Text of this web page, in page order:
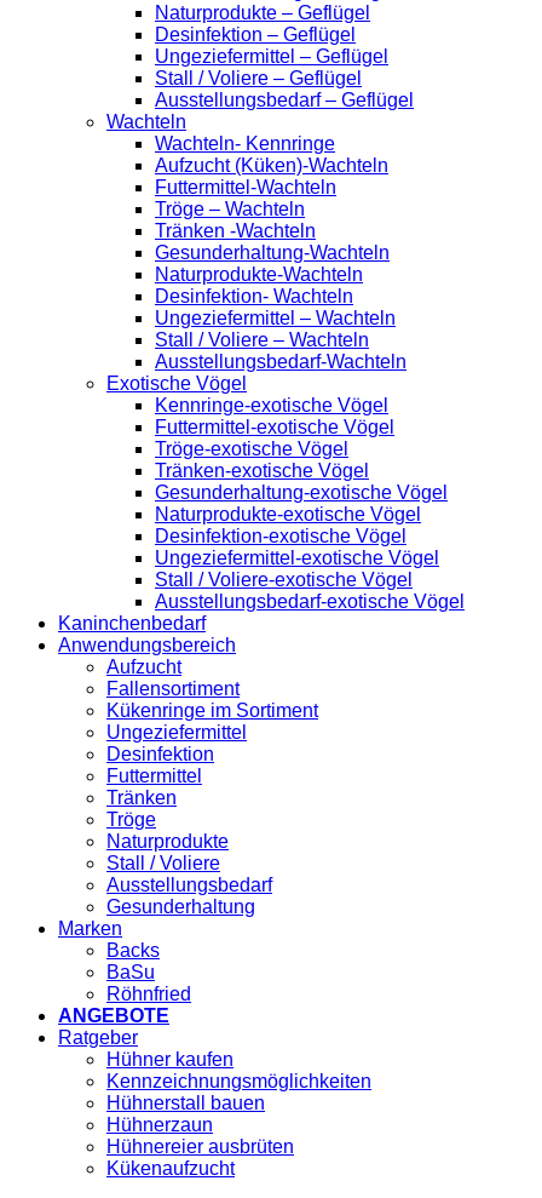
Naturprodukte – Geflügel
Desinfektion – Geflügel
Ungeziefermittel – Geflügel
Stall / Voliere – Geflügel
Ausstellungsbedarf – Geflügel
Wachteln
Wachteln- Kennringe
Aufzucht (Küken)-Wachteln
Futtermittel-Wachteln
Tröge – Wachteln
Tränken -Wachteln
Gesunderhaltung-Wachteln
Naturprodukte-Wachteln
Desinfektion- Wachteln
Ungeziefermittel – Wachteln
Stall / Voliere – Wachteln
Ausstellungsbedarf-Wachteln
Exotische Vögel
Kennringe-exotische Vögel
Futtermittel-exotische Vögel
Tröge-exotische Vögel
Tränken-exotische Vögel
Gesunderhaltung-exotische Vögel
Naturprodukte-exotische Vögel
Desinfektion-exotische Vögel
Ungeziefermittel-exotische Vögel
Stall / Voliere-exotische Vögel
Ausstellungsbedarf-exotische Vögel
Kaninchenbedarf
Anwendungsbereich
Aufzucht
Fallensortiment
Kükenringe im Sortiment
Ungeziefermittel
Desinfektion
Futtermittel
Tränken
Tröge
Naturprodukte
Stall / Voliere
Ausstellungsbedarf
Gesunderhaltung
Marken
Backs
BaSu
Röhnfried
ANGEBOTE
Ratgeber
Hühner kaufen
Kennzeichnungsmöglichkeiten
Hühnerstall bauen
Hühnerzaun
Hühnereier ausbrüten
Kükenaufzucht